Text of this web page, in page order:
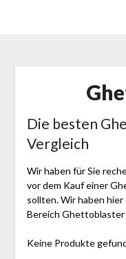
Die besten
Vergleich
Wir haben für Sie
vor dem Kauf einer
sollten. Wir haben
Bereich
Keine Produkte